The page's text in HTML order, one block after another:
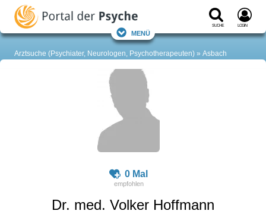
Suche Login
Menü
Arztsuche (Psychiater, Neurologen, Psychotherapeuten) Asbach
0 Mal
Dr. med. Volker Hoffmann